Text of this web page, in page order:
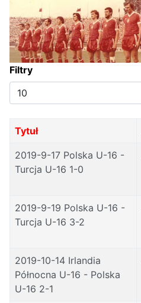
Filtry
Pokaż
#
Tytuł
2019-9-17 Polska U-16 -
Turcja U-16 1-0
2019-9-19 Polska U-16 -
Turcja U-16 3-2
2019-10-14 Irlandia
Północna U-16 - Polska
U-16 2-1